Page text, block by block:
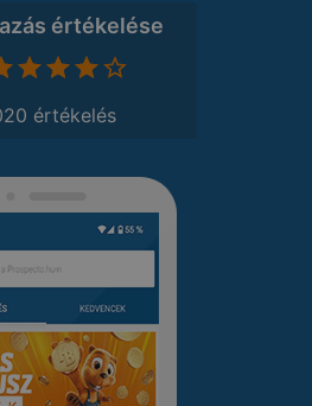
értékelése
értékelés